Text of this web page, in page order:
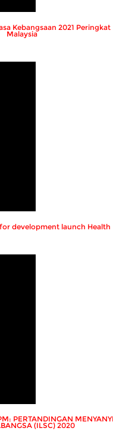
Kebangsaan 2021
Malaysia
development launch
PERTANDINGAN
(ILSC) 2020